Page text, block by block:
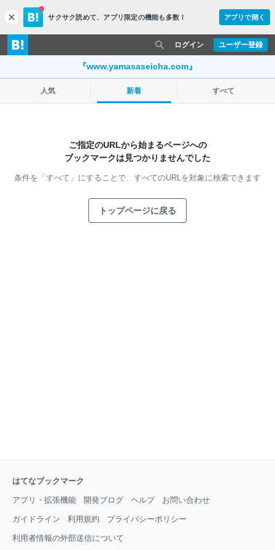
c
l
o
s
サクサク読めて、 アプリ限定の機能も多数！ アプリで開く
ユーザー登録
ログイン
『www.yamasaseicha.com』
人気 新着 すべて
ご指定のURLから始まるページへの
ブックマークは見つかりませんでした
条件を「すべて」にすることで、 すべてのURLを対象に検索できます
トップページに戻る
はてなブックマーク
アプリ・拡張機能 開発ブログ ヘルプ お問い合わせ
ガイドライン 利用規約 プライバシーポリシー
利用者情報の外部送信について